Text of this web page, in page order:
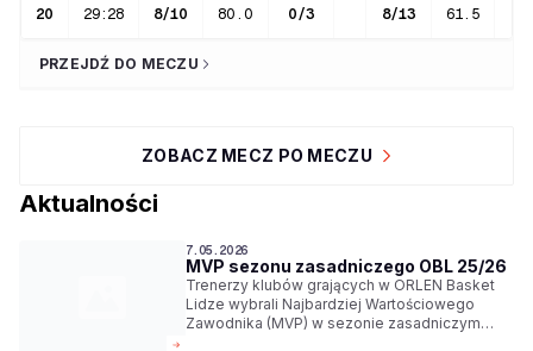
20 29:28 8/10 80.0 0/3 8/13 61.5
PRZEJDŹ DO MECZU
ZOBACZ MECZ PO MECZU
Aktualności
7.05.2026
MVP sezonu zasadniczego OBL 25/26
Trenerzy klubów grających w ORLEN Basket
Lidze wybrali Najbardziej Wartościowego
Zawodnika (MVP) w sezonie zasadniczym